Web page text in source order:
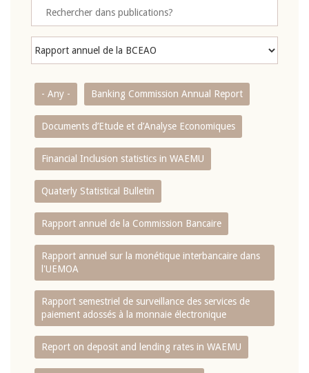
- Any - Banking Commission Annual Report
Documents d’Etude et d’Analyse Economiques
Financial Inclusion statistics in WAEMU
Quaterly Statistical Bulletin
Rapport annuel de la Commission Bancaire
Rapport annuel sur la monétique interbancaire dans
l'UEMOA
Rapport semestriel de surveillance des services de
paiement adossés à la monnaie électronique
Report on deposit and lending rates in WAEMU